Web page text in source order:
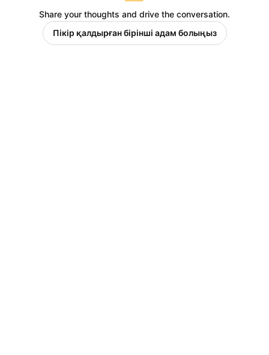
Share your thoughts and drive the conversation.
Пікір қалдырған бірінші адам болыңыз